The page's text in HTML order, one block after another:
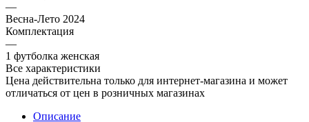
—
Весна-Лето 2024
Комплектация
—
1 футболка женская
Все характеристики
Цена действительна только для интернет-магазина и может
отличаться от цен в розничных магазинах
Описание